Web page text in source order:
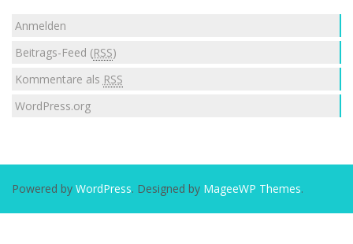
Anmelden
Beitrags-Feed (RSS)
Kommentare als RSS
WordPress.org
Powered by WordPress. Designed by MageeWP Themes.